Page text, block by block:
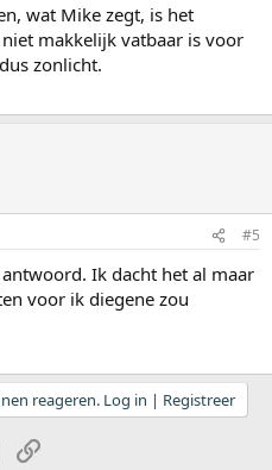
wat Mike zegt, is het
makkelijk vatbaar is voor
zonlicht.
#5
Ik dacht het al maar
voor ik diegene zou
reageren. Log in | Registreer
mailkoppeling